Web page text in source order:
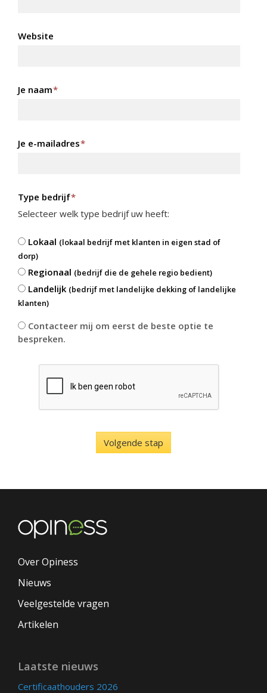
Website
Je naam*
Je e-mailadres*
Type bedrijf*
Selecteer welk type bedrijf uw heeft:
Lokaal (lokaal bedrijf met klanten in eigen stad of
dorp)
Regionaal (bedrijf die de gehele regio bedient)
Landelijk (bedrijf met landelijke dekking of landelijke
klanten)
Contacteer mij om eerst de beste optie te
bespreken.
Over Opiness
Nieuws
Veelgestelde vragen
Artikelen
Laatste nieuws
Certificaathouders 2026